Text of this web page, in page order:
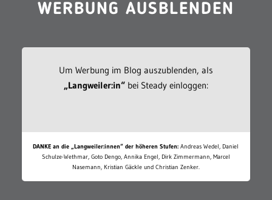
WERBUNG AUSBLENDEN
Um Werbung im Blog auszublenden, als
„Langweiler:in“bei Steady einloggen:
DANKE an die „Langweiler:innen“ der höheren Stufen: Andreas Wedel, Daniel
Schulze-Wethmar, Goto Dengo, Annika Engel, Dirk Zimmermann, Marcel
Nasemann, Kristian Gäckle und Christian Zenker.